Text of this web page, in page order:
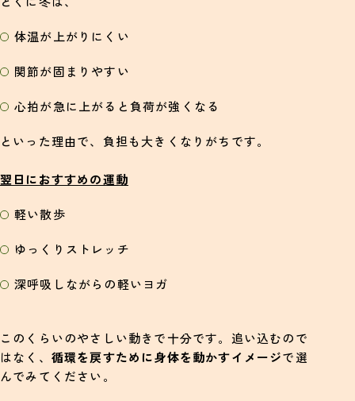
体温が上がりにくい
関節が固まりやすい
心拍が急に上がると負荷が強くなる
といった理由で、負担も大きくなりがちです。
翌日におすすめの運動
軽い散歩
ゆっくりストレッチ
深呼吸しながらの軽いヨガ
このくらいのやさしい動きで十分です。追い込むので
はなく、 循環を戻すために身体を動かすイメージで選
んでみてください。